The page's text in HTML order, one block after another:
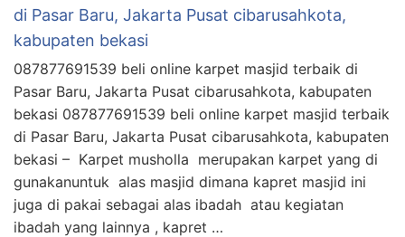
di Pasar Baru, Jakarta Pusat cibarusahkota,
kabupaten bekasi
087877691539 beli online karpet masjid terbaik di
Pasar Baru, Jakarta Pusat cibarusahkota, kabupaten
bekasi 087877691539 beli online karpet masjid terbaik
di Pasar Baru, Jakarta Pusat cibarusahkota, kabupaten
bekasi – Karpet musholla merupakan karpet yang di
gunakanuntuk alas masjid dimana kapret masjid ini
juga di pakai sebagai alas ibadah atau kegiatan
ibadah yang lainnya , kapret …